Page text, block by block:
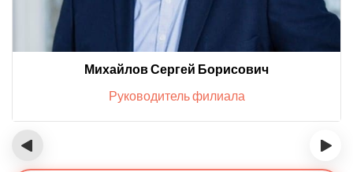
Михайлов Сергей Борисович
Руководитель филиала
‹ ›